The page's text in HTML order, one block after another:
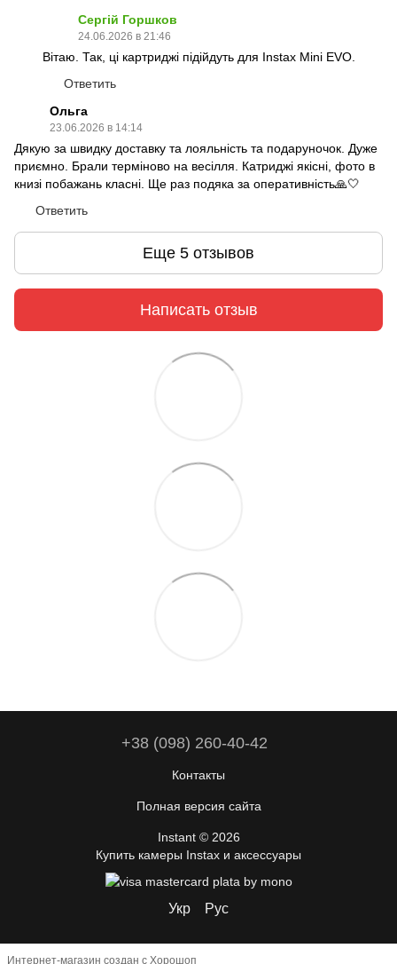
Сергій Горшков
24.06.2026 в 21:46
Вітаю. Так, ці картриджі підійдуть для Instax Mini EVO.
Ответить
Ольга
23.06.2026 в 14:14
Дякую за швидку доставку та лояльність та подаруночок. Дуже
приємно. Брали терміново на весілля. Катриджі якісні, фото в
книзі побажань класні. Ще раз подяка за оперативність🙏🤍
Ответить
Еще 5 отзывов
Написать отзыв
+38 (098) 260-40-42
Контакты
Полная версия сайта
Instant © 2026
Купить камеры Instax и аксессуары
Укр Рус
Интернет-магазин создан с Хорошоп